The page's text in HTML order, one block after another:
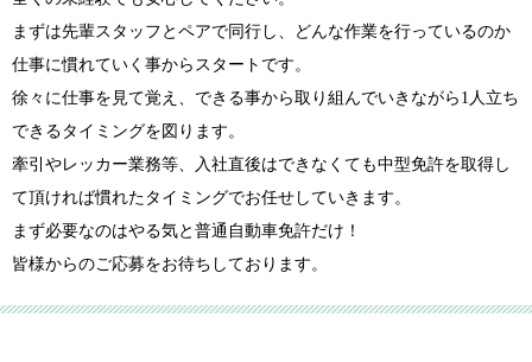
まずは先輩スタッフとペアで同行し、どんな作業を行っているのか
仕事に慣れていく事からスタートです。
徐々に仕事を見て覚え、できる事から取り組んでいきながら1人立ち
できるタイミングを図ります。
牽引やレッカー業務等、入社直後はできなくても中型免許を取得し
て頂ければ慣れたタイミングでお任せしていきます。
まず必要なのはやる気と普通自動車免許だけ！
皆様からのご応募をお待ちしております。